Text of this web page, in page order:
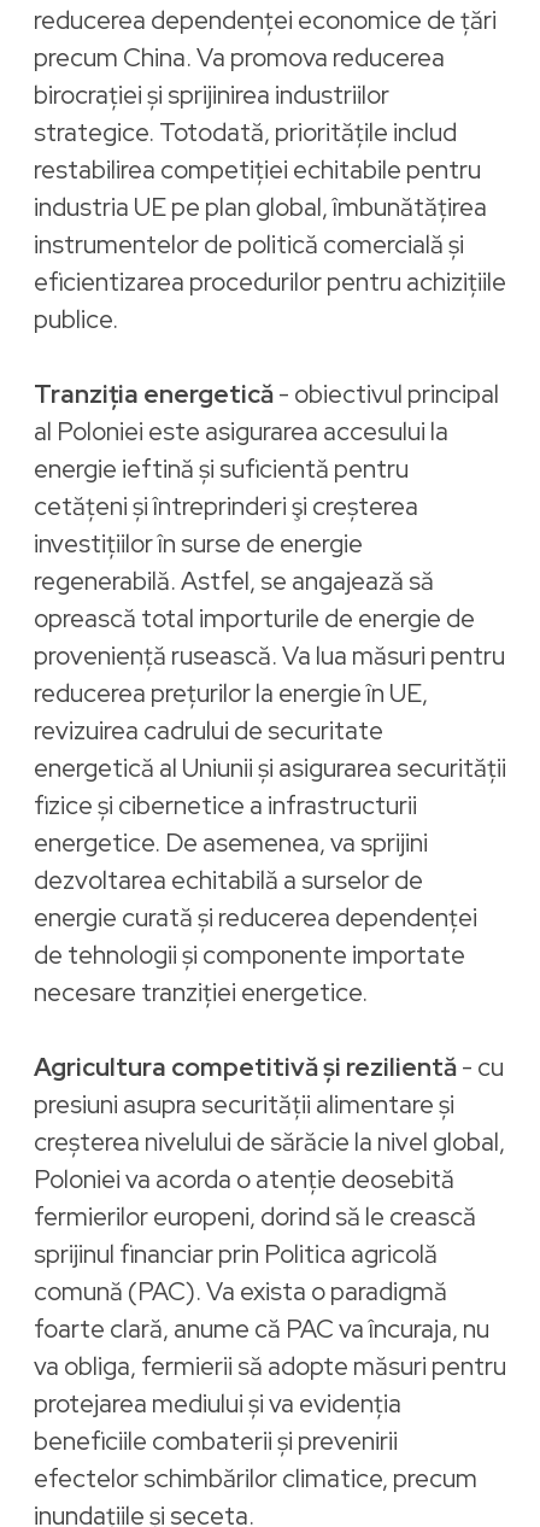
reducerea dependenței economice de țări
precum China. Va promova reducerea
birocrației și sprijinirea industriilor
strategice. Totodată, prioritățile includ
restabilirea competiției echitabile pentru
industria UE pe plan global, îmbunătățirea
instrumentelor de politică comercială și
eficientizarea procedurilor pentru achizițiile
publice.
Tranziția energetică- obiectivul principal
al Poloniei este asigurarea accesului la
energie ieftină și suficientă pentru
cetățeni și întreprinderi şi creșterea
investițiilor în surse de energie
regenerabilă. Astfel, se angajează să
oprească total importurile de energie de
proveniență rusească. Va lua măsuri pentru
reducerea prețurilor la energie în UE,
revizuirea cadrului de securitate
energetică al Uniunii și asigurarea securității
fizice și cibernetice a infrastructurii
energetice. De asemenea, va sprijini
dezvoltarea echitabilă a surselor de
energie curată și reducerea dependenței
de tehnologii și componente importate
necesare tranziției energetice.
Agricultura competitivă și rezilientă- cu
presiuni asupra securității alimentare și
creșterea nivelului de sărăcie la nivel global,
Poloniei va acorda o atenție deosebită
fermierilor europeni, dorind să le crească
sprijinul financiar prin Politica agricolă
comună (PAC). Va exista o paradigmă
foarte clară, anume că PAC va încuraja, nu
va obliga, fermierii să adopte măsuri pentru
protejarea mediului și va evidenția
beneficiile combaterii și prevenirii
efectelor schimbărilor climatice, precum
inundațiile și seceta.